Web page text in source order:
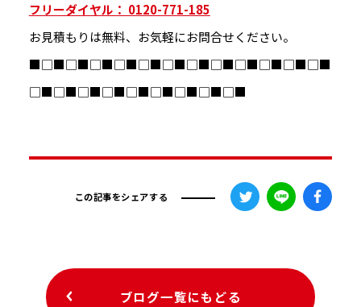
フリーダイヤル： 0120-771-185
お見積もりは無料、お気軽にお問合せください。
■□■□■□■□■□■□■□■□■□■□■□■□■
□■□■□■□■□■□■□■□■□■
この記事をシェアする
ブログ一覧にもどる